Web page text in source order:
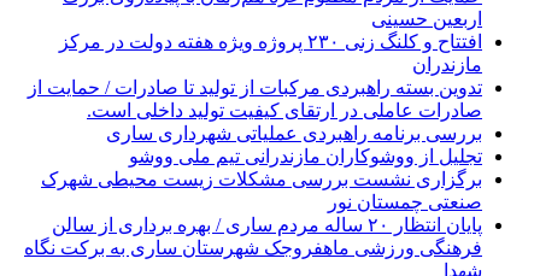
اربعین حسینی
افتتاح و کلنگ زنی ۲۳۰ پروژه ویژه هفته دولت در مرکز
مازندران
تدوین بسته راهبردی مرکبات از تولید تا صادرات / حمایت از
صادرات عاملی در ارتقای کیفیت تولید داخلی است.
بررسی برنامه راهبردی عملیاتی شهرداری ساری
تجلیل از ووشوکاران مازندرانی تیم ملی ووشو
برگزاری نشست بررسی مشکلات زیست محیطی شهرک
صنعتی چمستان نور
پایان انتظار ۲۰ ساله مردم ساری / بهره برداری از سالن
فرهنگی ورزشی ماهفروجک شهرستان ساری به برکت نگاه
شهدا